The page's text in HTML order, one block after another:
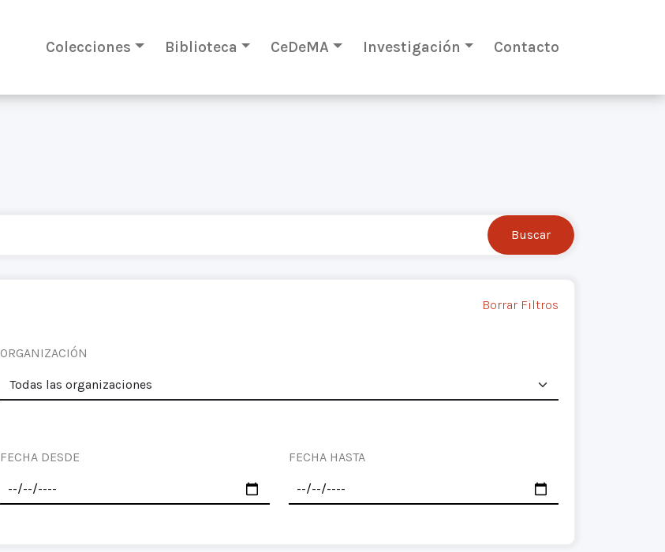
Colecciones Biblioteca CeDeMA Investigación Contacto
Borrar Filtros
ORGANIZACIÓN
FECHA DESDE FECHA HASTA